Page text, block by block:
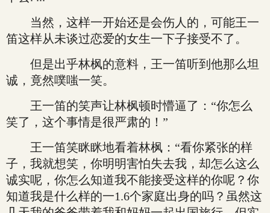
当然，这样一开始还是会伤人的，可能王一
笛这样从未谈过恋爱的女生一下子接受不了。
但是出乎林枫的意料，王一笛听到他那么坦
诚，竟然噗嗤一笑。
王一笛的笑声让林枫顿时懵逼了：“你怎么
笑了，这个事情是很严肃的！”
王一笛笑眯眯地看着林枫：“看你紧张的样
子，我就想笑，你明明害怕失去我，却怎么这么
诚实呢，你怎么知道我不能接受这样的你呢？你
知道我是什么样的一1.6个家庭出身的吗？虽然这